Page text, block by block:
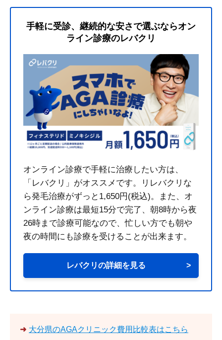
手軽に受診、継続的な安さで選ぶならオン
ライン診療のレバクリ
オンライン診療で手軽に治療したい方は、
「レバクリ」がオススメです。リレバクリな
ら発毛治療がずっと1,650円(税込)。また、オ
ンライン診療は最短15分で完了、朝8時から夜
26時まで診療可能なので、忙しい方でも朝や
夜の時間にも診療を受けることが出来ます。
レバクリの詳細を見る >
➜ 大分県のAGAクリニック費用比較表はこちら